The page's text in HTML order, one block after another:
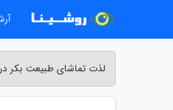
لذت تماشای طبیعت بکر در